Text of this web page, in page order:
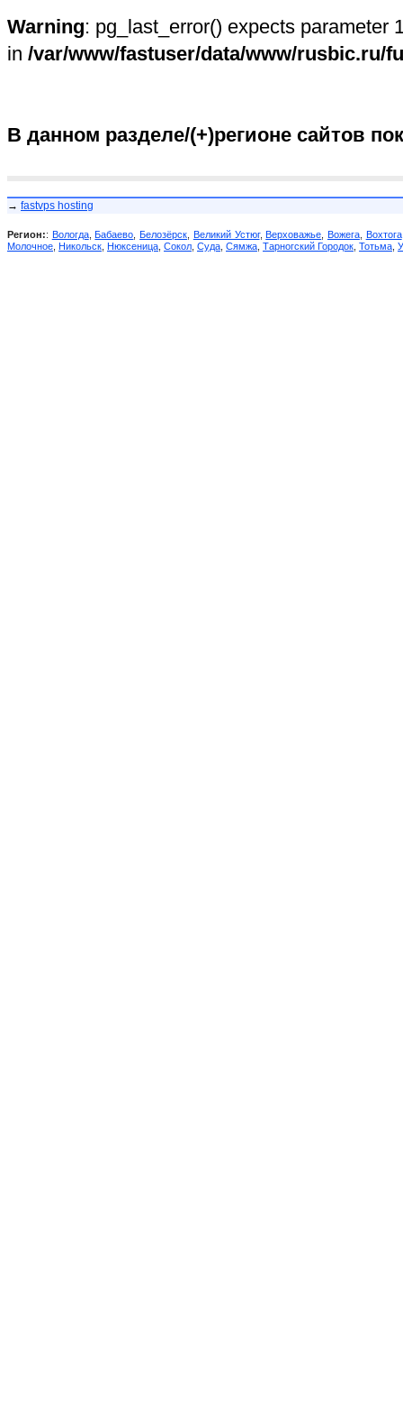
Warning: pg_last_error() expects parameter
in /var/www/fastuser/data/www/rusbic.ru/
В данном разделе/(+)регионе сайтов
→ fastvps hosting
Регион:: Вологда,Бабаево ,Белозёрск Великий Устюг,Верховажье Вожега, Вохтога
Молочное Никольск Нюксеница Сокол Суда Сямжа Тарногский Городок Тотьма